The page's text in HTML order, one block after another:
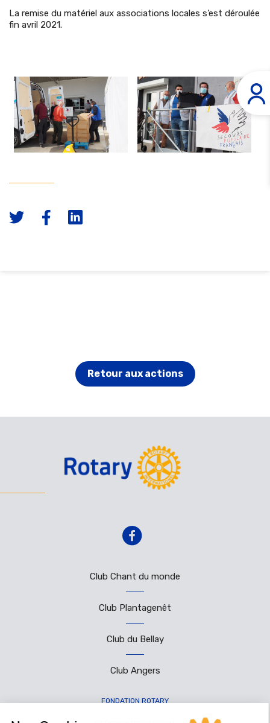
La remise du matériel aux associations locales s’est déroulée
fin avril 2021.
Retour aux actions
Club Chant du monde
Club Plantagenêt
Club du Bellay
Club Angers
FONDATION ROTARY